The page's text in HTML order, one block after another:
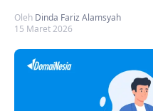
Oleh Dinda Fariz Alamsyah
15 Maret 2026